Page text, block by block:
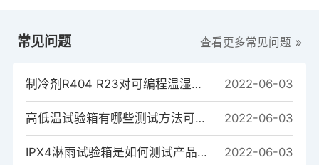
常见问题 查看更多常见问题
制冷剂R404 R23对可编程温湿度试验箱制冷系统的重要性 2022-06-03
高低温试验箱有哪些测试方法可以测试样品？ 2022-06-03
IPX4淋雨试验箱是如何测试产品的？ 2022-06-03